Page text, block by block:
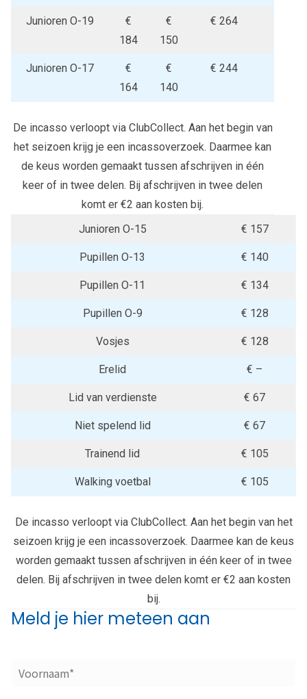
Junioren O-19
€
184
€
150
€ 264
Junioren O-17
€
164
€
140
€ 244
De incasso verloopt via ClubCollect. Aan het begin van
het seizoen krijg je een incassoverzoek. Daarmee kan
de keus worden gemaakt tussen afschrijven in één
keer of in twee delen. Bij afschrijven in twee delen
komt er €2 aan kosten bij.
Junioren O-15
€ 157
Pupillen O-13 € 140
Pupillen O-11 € 134
Pupillen O-9 € 128
Vosjes € 128
Erelid € –
Lid van verdienste € 67
Niet spelend lid € 67
Trainend lid € 105
Walking voetbal € 105
De incasso verloopt via ClubCollect. Aan het begin van het
seizoen krijg je een incassoverzoek. Daarmee kan de keus
worden gemaakt tussen afschrijven in één keer of in twee
delen. Bij afschrijven in twee delen komt er €2 aan kosten
bij.
Meld je hier meteen aan